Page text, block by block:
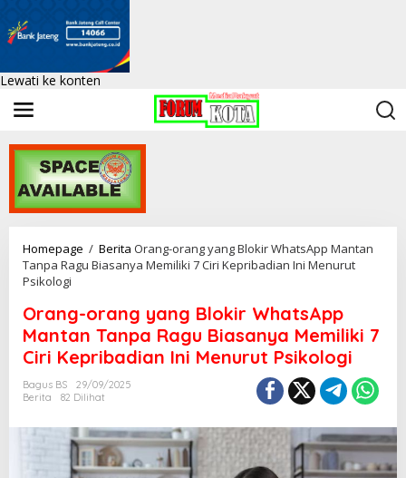
Lewati ke konten
Homepage / Berita Orang-orang yang Blokir WhatsApp Mantan
Tanpa Ragu Biasanya Memiliki 7 Ciri Kepribadian Ini Menurut
Psikologi
Orang-orang yang Blokir WhatsApp
Mantan Tanpa Ragu Biasanya Memiliki 7
Ciri Kepribadian Ini Menurut Psikologi
Bagus BS
29/09/2025
Berita
82 Dilihat